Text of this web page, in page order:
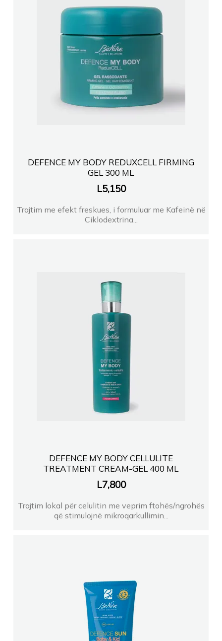
DEFENCE MY BODY REDUXCELL FIRMING
GEL 300 ML
L5,150
Trajtim me efekt freskues, i formuluar me Kafeinë në
Ciklodextrina...
DEFENCE MY BODY CELLULITE
TREATMENT CREAM-GEL 400 ML
L7,800
Trajtim lokal për celulitin me veprim ftohës/ngrohës
që stimulojnë mikroqarkullimin...